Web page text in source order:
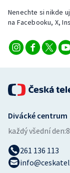
Nenechte si nikde
na Facebooku, X,
Divácké centrum
každý všední den:
261 136 113